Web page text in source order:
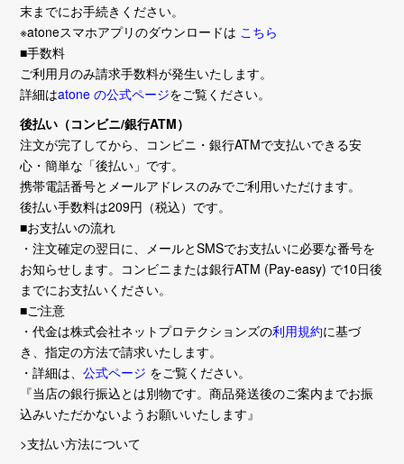
末までにお手続きください。
※atoneスマホアプリのダウンロードは こちら
■手数料
ご利用月のみ請求手数料が発生いたします。
詳細はatone の公式ページをご覧ください。
後払い（コンビニ/銀行ATM）
注文が完了してから、コンビニ・銀行ATMで支払いできる安
心・簡単な「後払い」です。
携帯電話番号とメールアドレスのみでご利用いただけます。
後払い手数料は209円（税込）です。
■お支払いの流れ
・注文確定の翌日に、メールとSMSでお支払いに必要な番号を
お知らせします。コンビニまたは銀行ATM (Pay-easy) で10日後
までにお支払いください。
■ご注意
・代金は株式会社ネットプロテクションズの利用規約に基づ
き、指定の方法で請求いたします。
・詳細は、公式ページ をご覧ください。
『当店の銀行振込とは別物です。商品発送後のご案内までお振
込みいただかないようお願いいたします』
>支払い方法について